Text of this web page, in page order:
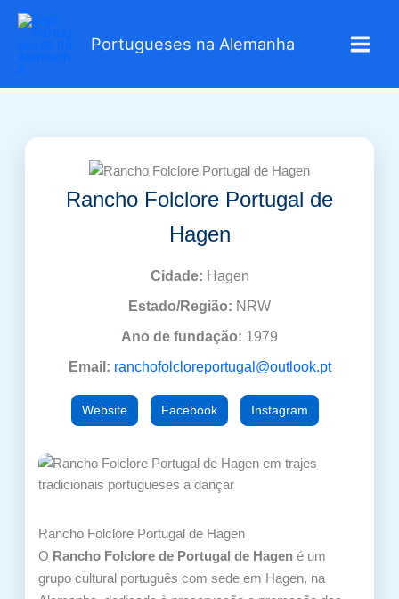
Skip
Portugueses na Alemanha
Rancho Folclore Portugal de
Hagen
Cidade: Hagen
Estado/Região: NRW
Ano de fundação: 1979
Email: ranchofolcloreportugal@outlook.pt
Website Facebook Instagram
Rancho Folclore Portugal de Hagen
O Rancho Folclore de Portugal de Hagené um
grupo cultural português com sede em Hagen, na